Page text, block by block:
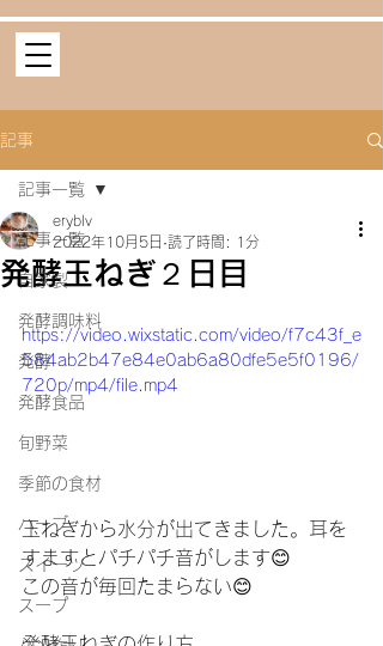
記事
記事一覧
自家製
発酵調味料
発酵
発酵食品
旬野菜
季節の食材
ハーブ
スイーツ
スープ
記事一覧
発酵玉ねぎ２日目
eryblv
2022年10月5日 読了時間: 1分
https://video.wixstatic.com/video/f7c43f_e
584ab2b47e84e0ab6a80dfe5e5f0196/
720p/mp4/file.mp4
玉ねぎから水分が出てきました。耳を
すますとパチパチ音がします😊
この音が毎回たまらない😊